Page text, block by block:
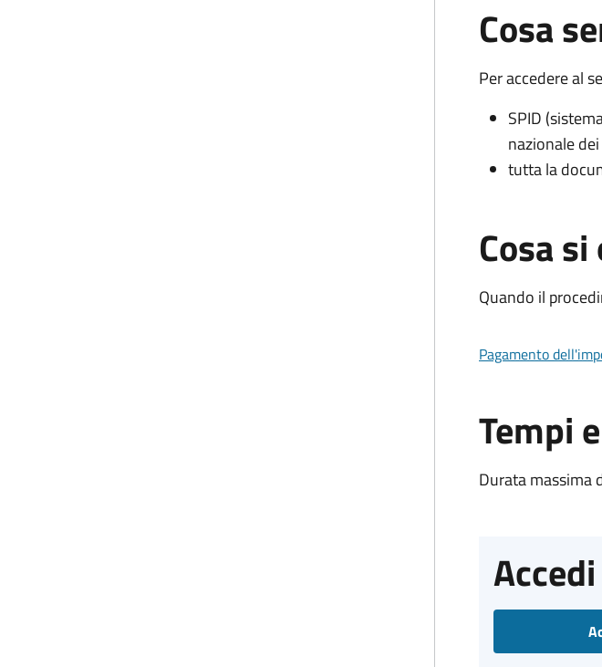
Cosa
Per accedere al
SPID
nazionale
tutta la
Cosa
Quando il
Pagamento
Tempi
Durata massima